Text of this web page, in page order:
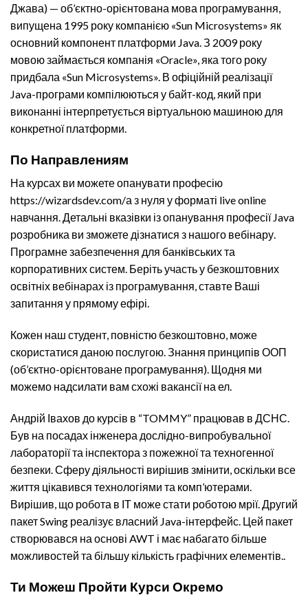
Джава) — об’єктно-орієнтована мова програмування,
випущена 1995 року компанією «Sun Microsystems» як
основний компонент платформи Java. З 2009 року
мовою займається компанія «Oracle», яка того року
придбала «Sun Microsystems». В офіційній реалізації
Java-програми компілюються у байт-код, який при
виконанні інтерпретується віртуальною машиною для
конкретної платформи.
По Направлениям
На курсах ви можете опанувати професію
https://wizardsdev.com/а з нуля у форматі live online
навчання. Детальні вказівки із опанування професії Java
розробника ви зможете дізнатися з нашого вебінару.
Програмне забезпечення для банківських та
корпоративних систем. Беріть участь у безкоштовних
освітніх вебінарах із програмування, ставте Ваші
запитання у прямому ефірі.
Кожен наш студент, повністю безкоштовно, може
скористатися даною послугою. Знання принципів ООП
(об’єктно-орієнтоване програмування). Щодня ми
можемо надсилати вам схожі вакансії на ел.
Андрій Івахов до курсів в “TOMMY” працював в ДСНС.
Був на посадах інженера дослідно-випробувальної
лабораторії та інспектора з пожежної та техногенної
безпеки. Сферу діяльності вирішив змінити, оскільки все
життя цікавився технологіями та комп’ютерами.
Вирішив, що робота в ІТ може стати роботою мрії. Другий
пакет Swing реалізує власний Java-інтерфейс. Цей пакет
створювався на основі AWT і має набагато більше
можливостей та більшу кількість графічних елементів..
Ти Можеш Пройти Курси Окремо